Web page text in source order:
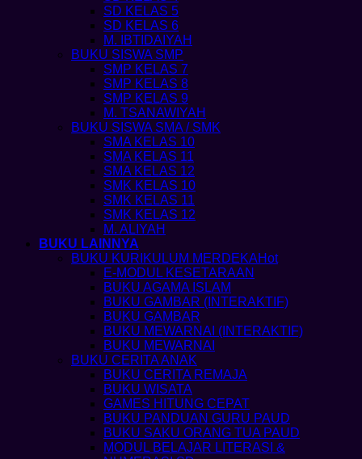
SD KELAS 5
SD KELAS 6
M. IBTIDAIYAH
BUKU SISWA SMP
SMP KELAS 7
SMP KELAS 8
SMP KELAS 9
M. TSANAWIYAH
BUKU SISWA SMA / SMK
SMA KELAS 10
SMA KELAS 11
SMA KELAS 12
SMK KELAS 10
SMK KELAS 11
SMK KELAS 12
M. ALIYAH
BUKU LAINNYA
BUKU KURIKULUM MERDEKA
E-MODUL KESETARAAN
BUKU AGAMA ISLAM
BUKU GAMBAR (INTERAKTIF)
BUKU GAMBAR
BUKU MEWARNAI (INTERAKTIF)
BUKU MEWARNAI
BUKU CERITA ANAK
BUKU CERITA REMAJA
BUKU WISATA
GAMES HITUNG CEPAT
BUKU PANDUAN GURU PAUD
BUKU SAKU ORANG TUA PAUD
MODUL BELAJAR LITERASI &